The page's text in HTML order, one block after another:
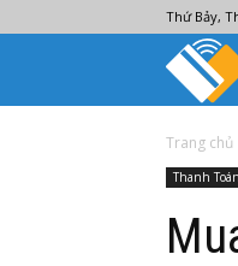
Thứ Bảy,
Trang chủ
Thanh